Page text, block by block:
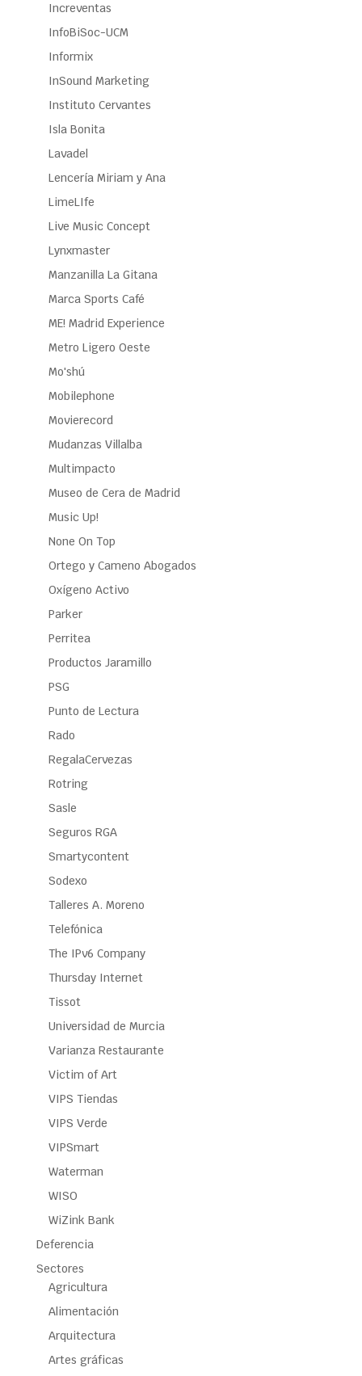
Increventas
InfoBiSoc-UCM
Informix
InSound Marketing
Instituto Cervantes
Isla Bonita
Lavadel
Lencería Miriam y Ana
LimeLIfe
Live Music Concept
Lynxmaster
Manzanilla La Gitana
Marca Sports Café
ME! Madrid Experience
Metro Ligero Oeste
Mo'shú
Mobilephone
Movierecord
Mudanzas Villalba
Multimpacto
Museo de Cera de Madrid
Music Up!
None On Top
Ortego y Cameno Abogados
Oxígeno Activo
Parker
Perritea
Productos Jaramillo
PSG
Punto de Lectura
Rado
RegalaCervezas
Rotring
Sasle
Seguros RGA
Smartycontent
Sodexo
Talleres A. Moreno
Telefónica
The IPv6 Company
Thursday Internet
Tissot
Universidad de Murcia
Varianza Restaurante
Victim of Art
VIPS Tiendas
VIPS Verde
VIPSmart
Waterman
WISO
WiZink Bank
Deferencia
Sectores
Agricultura
Alimentación
Arquitectura
Artes gráficas